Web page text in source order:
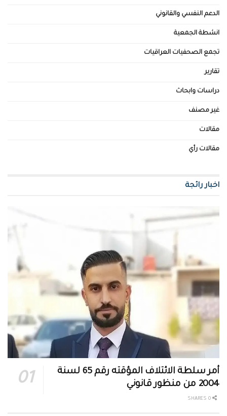
الدعم النفسي والقانوني
انشطة الجمعية
تجمع الصحفيات العراقيات
تقارير
دراسات وابحاث
غير مصنف
مقالات
مقالات رأي
اخبار رائجة
أمر سلطة الائتلاف المؤقته رقم 65 لسنة
2004 من منظور قانوني